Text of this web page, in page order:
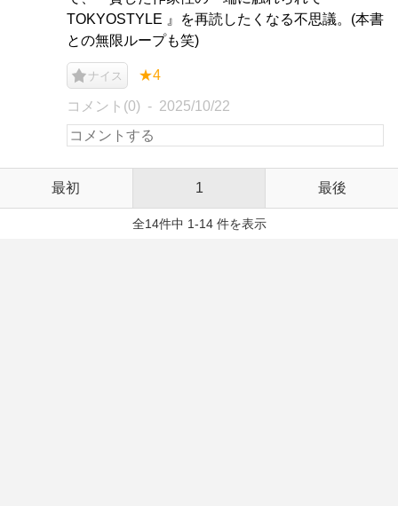
TOKYOSTYLE 』を再読したくなる不思議。(本書
との無限ループも笑)
ナイス ★4
コメント(0) 2025/10/22
最初 1 最後
全14件中 1-14 件を表示